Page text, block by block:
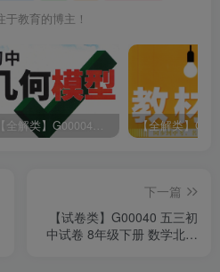
于教育的博主！
【全解类】G00004万维中考·初中几何模型2023版
下一篇
【试卷类】G00040 五三初
中试卷 8年级下册 数学北师